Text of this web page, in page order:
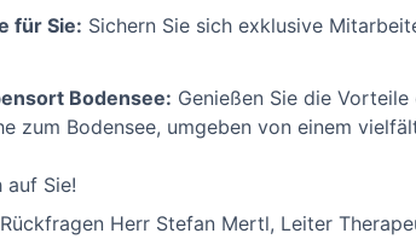
für Sie: Sichern Sie sich exklusive
Bodensee: Genießen Sie die
zum Bodensee, umgeben von einem
auf Sie!
Herr Stefan Mertl, Leiter